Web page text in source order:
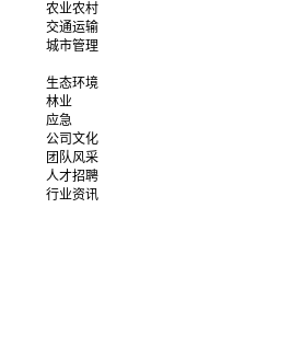
农业农村
交通运输
城市管理
生态环境
林业
应急
公司文化
团队风采
人才招聘
行业资讯